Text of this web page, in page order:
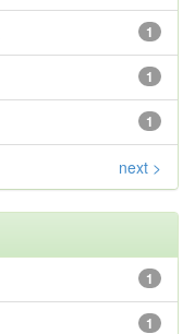
1
1
1
next >
1
1